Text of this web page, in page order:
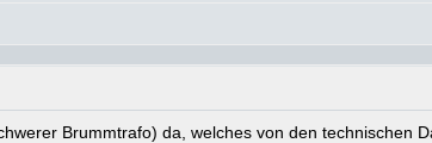
Brummtrafo) da, welches von den technischen